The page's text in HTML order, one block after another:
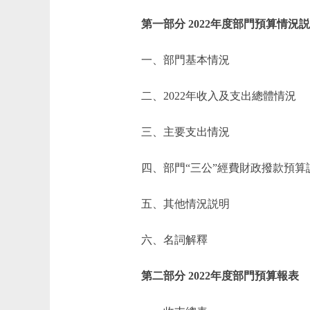
第一部分 2022年度部門預算情況
一、部門基本情況
二、2022年收入及支出總體情況
三、主要支出情況
四、部門“三公”經費財政撥款預算
五、其他情況説明
六、名詞解釋
第二部分 2022年度部門預算報表